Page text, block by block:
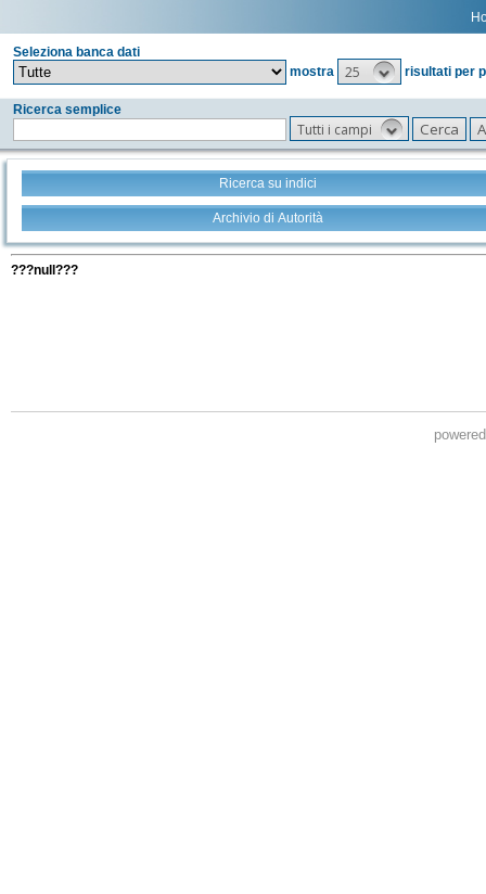
Seleziona banca dati
mostra
25 risultati per
Ricerca semplice
Tutti i campi
Ricerca su indici
Archivio di Autorità
???null???